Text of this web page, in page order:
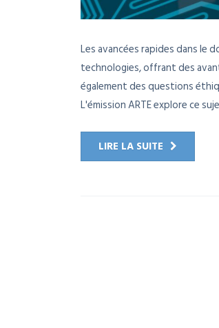
Les avancées rapides dans le
technologies, offrant des
également des questions
L'émission ARTE explore ce
LIRE LA SUITE